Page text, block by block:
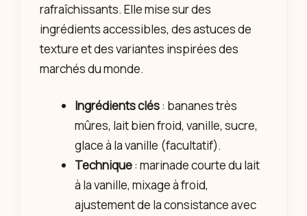
rafraîchissants. Elle mise sur des
ingrédients accessibles, des astuces de
texture et des variantes inspirées des
marchés du monde.
Ingrédients clés: bananes très
mûres, lait bien froid, vanille, sucre,
glace à la vanille (facultatif).
Technique: marinade courte du lait
à la vanille, mixage à froid,
ajustement de la consistance avec